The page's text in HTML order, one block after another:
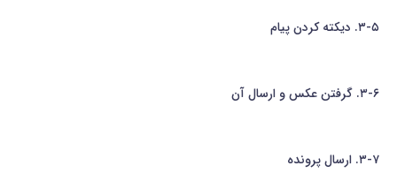
۳-۵. دیکته کردن پیام
۳-۶. گرفتن عکس و ارسال آن
۳-۷. ارسال پرونده